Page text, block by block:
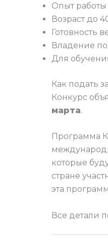
Опыт работы
Возраст до
Готовность
Владение
Для
Как подать
Конкурс
марта.
Программа
которые
стране
эта
Все детали